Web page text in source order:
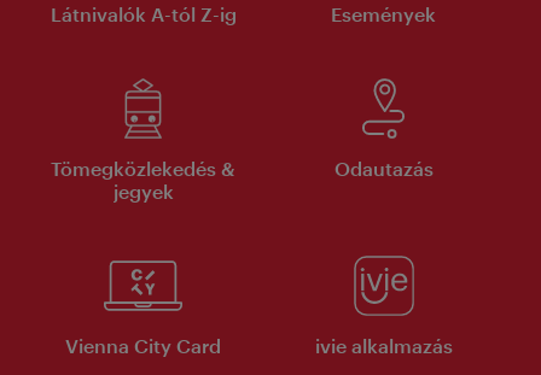
Látnivalók A-tól Z-ig Események
Tömegközlekedés &
jegyek
Odautazás
Vienna City Card ivie alkalmazás